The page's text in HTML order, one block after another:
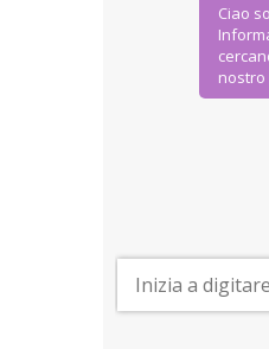
Ciao
nostro
IoStudio.